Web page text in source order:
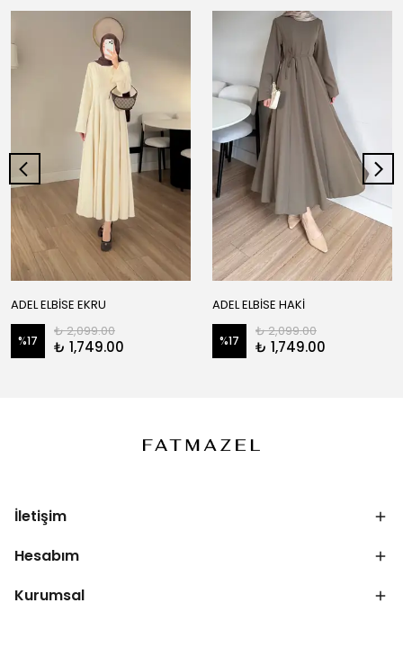
ADEL ELBİSE EKRU
%17
₺ 2,099.00
₺ 1,749.00
ADEL ELBİSE HAKİ
%17
₺ 2,099.00
₺ 1,749.00
İletişim
Hesabım
Kurumsal